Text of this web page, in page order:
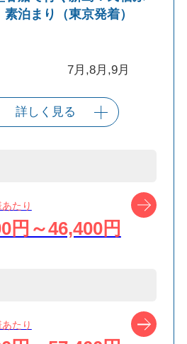
素泊まり（東京発着）
7月,8月,9月
東京（竹芝客船
往路高速ジェッ
ト船/復路大型客
船
​新島の宿 ふじや
詳しく見る
たり
円～46,400円
たり